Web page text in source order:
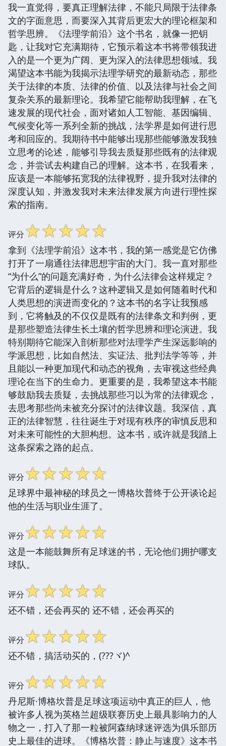
我一直觉得，要真正理解法律，不能只局限于法律条
文的字面意思，而要深入其背后更宏大的理论框架和
哲学思辨。《法理学前沿》这个书名，就像一把钥
匙，让我对它充满期待，它预示着这本书将带领我进
入的是一个更为广阔、更为深入的法律思想领域。我
渴望这本书能为我揭示法理学研究的最新动态，那些
关于法律的本质、法律的价值、以及法律与社会之间
复杂关系的最新理论。我希望它能帮助我理解，在飞
速发展的现代社会，面对诸如人工智能、基因编辑、
气候变化等一系列全新的挑战，法学界是如何进行思
考和回应的。我期待书中能够出现那些能够激发我独
立思考的论述，能够引导我去质疑那些既有的法律观
念，并尝试去构建自己的理解。这本书，在我看来，
应该是一本能够拓宽我的法律视野，提升我对法律的
深度认知，并激发我对未来法律发展方向进行理性探
索的指南。
评分☆☆☆☆☆
拿到《法理学前沿》这本书，我的第一感觉是它仿佛
打开了一扇通往法律思想宇宙的大门。我一直对那些
“为什么”的问题充满好奇，为什么法律会这样规定？
它背后的逻辑是什么？这种逻辑又是如何随着时代和
人类思想的演进而变化的？这本书的名字让我预感
到，它将触及的不仅仅是既有的法律条文和判例，更
是那些塑造法律生长土壤的哲学思辨和理论演进。我
特别期待它能深入剖析那些对法理学产生深远影响的
学派思想，比如自然法、实证法、批判法学等等，并
且能以一种更加现代和动态的视角，去审视这些经典
理论在当下的生命力。更重要的是，我希望这本书能
够鼓励我去质疑，去挑战那些习以为常的法律观念，
去思考那些尚未被充分探讨的法律议题。我深信，真
正的法律智慧，往往诞生于对现有秩序的审慎反思和
对未来可能性的大胆构想。这本书，或许就是我踏上
这条探索之路的起点。
评分☆☆☆☆☆
足球界中最神秘的球员之一博格坎普终于公开谈论起
他的生活与职业生涯了。
评分☆☆☆☆☆
这是一本能鼓舞所有足球迷的书，无论他们拥护哪支
球队。
评分☆☆☆☆☆
还不错，还会再买的 还不错，还会再买的
评分☆☆☆☆☆
还不错，搞活动买的，(???ヾ)^
评分☆☆☆☆☆
丹尼斯·博格坎普是足球这项运动中真正的巨人，他
被许多人视为英格兰超级联赛历史上最具影响力的人
物之一，打入了那一粒被阿森纳球迷评选为俱乐部历
史上最佳的进球。《博格坎普：静止与速度》这本书